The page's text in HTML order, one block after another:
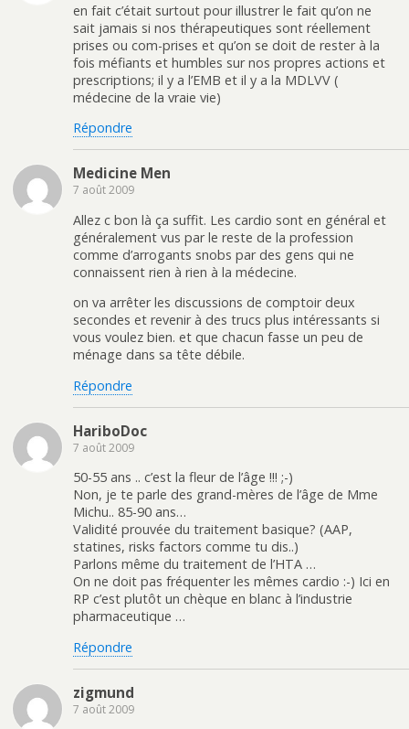
en fait c’était surtout pour illustrer le fait qu’on ne
sait jamais si nos thérapeutiques sont réellement
prises ou com-prises et qu’on se doit de rester à la
fois méfiants et humbles sur nos propres actions et
prescriptions; il y a l’EMB et il y a la MDLVV (
médecine de la vraie vie)
Répondre
Medicine Men
7 août 2009
Allez c bon là ça suffit. Les cardio sont en général et
généralement vus par le reste de la profession
comme d’arrogants snobs par des gens qui ne
connaissent rien à rien à la médecine.
on va arrêter les discussions de comptoir deux
secondes et revenir à des trucs plus intéressants si
vous voulez bien. et que chacun fasse un peu de
ménage dans sa tête débile.
Répondre
HariboDoc
7 août 2009
50-55 ans .. c’est la fleur de l’âge !!! ;-)
Non, je te parle des grand-mères de l’âge de Mme
Michu.. 85-90 ans…
Validité prouvée du traitement basique? (AAP,
statines, risks factors comme tu dis..)
Parlons même du traitement de l’HTA …
On ne doit pas fréquenter les mêmes cardio :-) Ici en
RP c’est plutôt un chèque en blanc à l’industrie
pharmaceutique …
Répondre
zigmund
7 août 2009